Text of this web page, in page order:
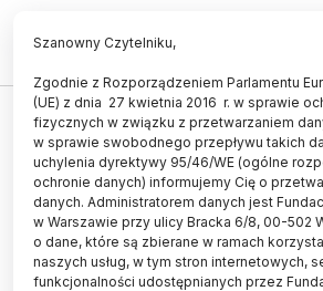
ZDROWIE
Zielona Góra /
przebadali kleszcze w
czwarty zaraża
08.07.2024
aktualizacja: 08.07.2024
2 minuty czytania
Szanowny Czytelniku,
Zgodnie z Rozporządzeniem Parlamentu
(UE) z dnia 27 kwietnia 2016 r. w sprawie
fizycznych w związku z przetwarzaniem
w sprawie swobodnego przepływu takich
uchylenia dyrektywy 95/46/WE (ogólne
ochronie danych) informujemy Cię o
danych. Administratorem danych jest
w Warszawie przy ulicy Bracka 6/8, 00-502
o dane, które są zbierane w ramach
naszych usług, w tym stron internetowych,
funkcjonalności udostępnianych przez